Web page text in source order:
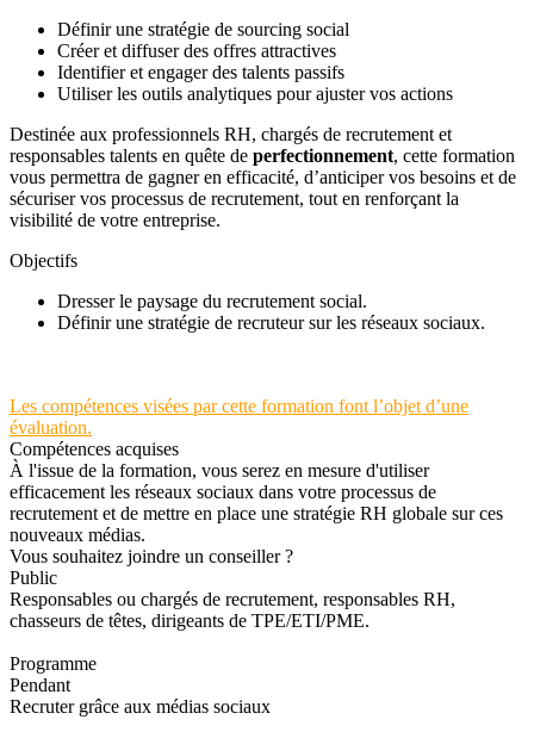
Définir une stratégie de sourcing social
Créer et diffuser des offres attractives
Identifier et engager des talents passifs
Utiliser les outils analytiques pour ajuster vos actions
Destinée aux professionnels RH, chargés de recrutement et
responsables talents en quête de perfectionnement, cette formation
vous permettra de gagner en efficacité, d’anticiper vos besoins et de
sécuriser vos processus de recrutement, tout en renforçant la
visibilité de votre entreprise.
Objectifs
Dresser le paysage du recrutement social.
Définir une stratégie de recruteur sur les réseaux sociaux.
Les compétences visées par cette formation font l’objet d’une
évaluation.
Compétences acquises
À l'issue de la formation, vous serez en mesure d'utiliser
efficacement les réseaux sociaux dans votre processus de
recrutement et de mettre en place une stratégie RH globale sur ces
nouveaux médias.
Vous souhaitez joindre un conseiller ?
Public
Responsables ou chargés de recrutement, responsables RH,
chasseurs de têtes, dirigeants de TPE/ETI/PME.
Programme
Pendant
Recruter grâce aux médias sociaux